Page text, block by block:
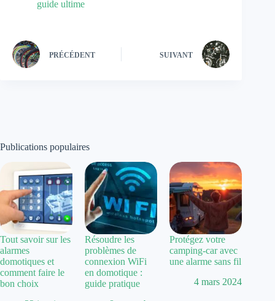
guide ultime
PRÉCÉDENT SUIVANT
Publications populaires
Tout savoir sur les
alarmes
domotiques et
comment faire le
bon choix
Résoudre les
problèmes de
connexion WiFi
en domotique :
guide pratique
Protégez votre
camping-car avec
une alarme sans fil
4 mars 2024